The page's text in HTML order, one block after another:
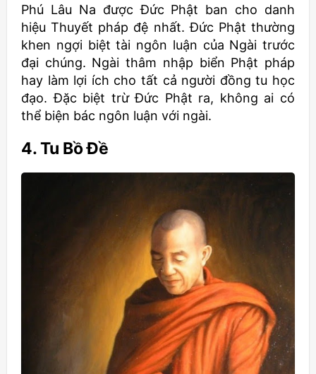
Phú Lâu Na được Đức Phật ban cho danh
hiệu Thuyết pháp đệ nhất. Đức Phật thường
khen ngợi biệt tài ngôn luận của Ngài trước
đại chúng. Ngài thâm nhập biển Phật pháp
hay làm lợi ích cho tất cả người đồng tu học
đạo. Đặc biệt trừ Đức Phật ra, không ai có
thể biện bác ngôn luận với ngài.
4. Tu Bồ Đề